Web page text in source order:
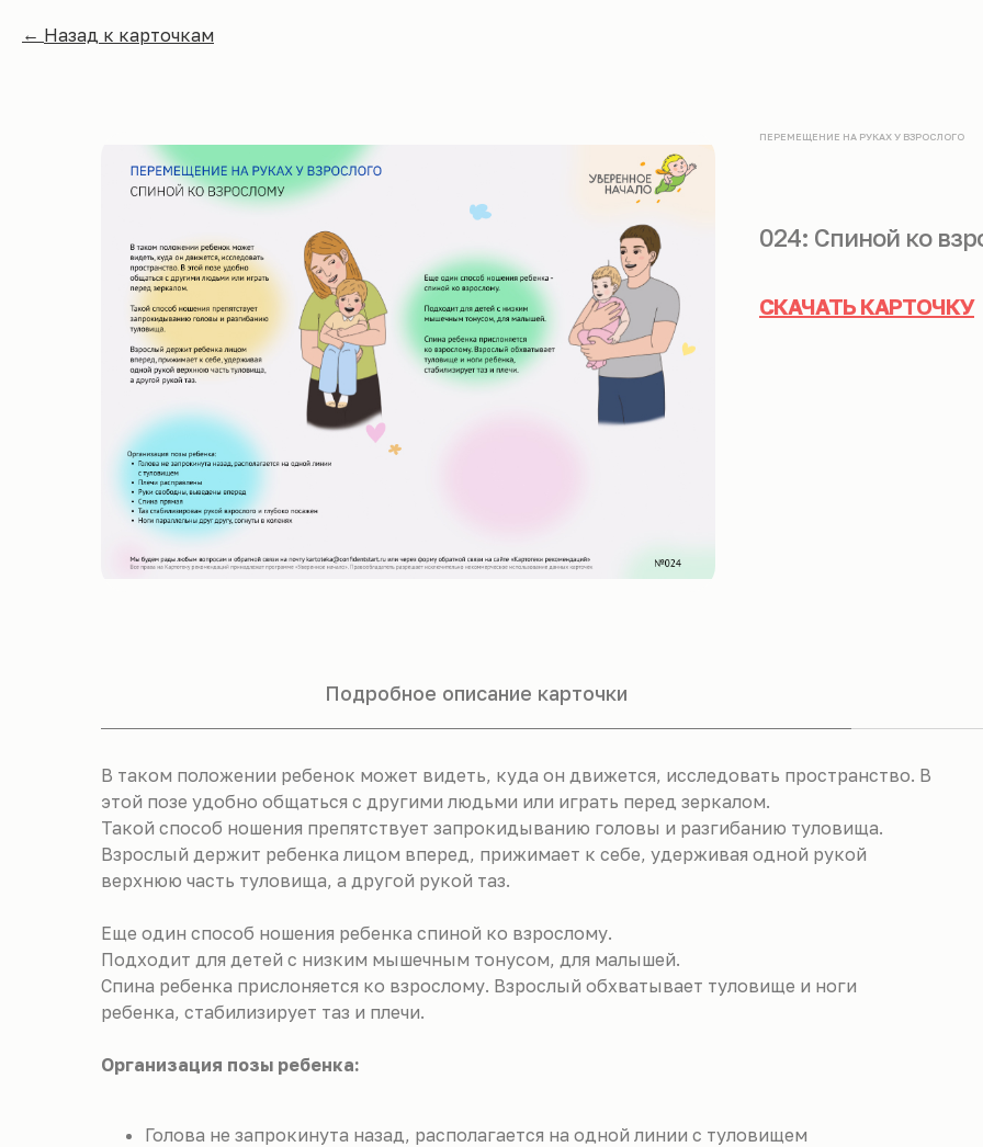
Назад к карточкам
ПЕРЕМЕЩЕНИЕ НА РУКАХ У ВЗРОСЛОГО
024: Спиной ко
СКАЧАТЬ КАРТОЧКУ
Подробное описание карточки
В таком положении ребенок может видеть, куда он движется, исследовать пространство. В
этой позе удобно общаться с другими людьми или играть перед зеркалом.
Такой способ ношения препятствует запрокидыванию головы и разгибанию туловища.
Взрослый держит ребенка лицом вперед, прижимает к себе, удерживая одной рукой
верхнюю часть туловища, а другой рукой таз.
Еще один способ ношения ребенка спиной ко взрослому.
Подходит для детей с низким мышечным тонусом, для малышей.
Спина ребенка прислоняется ко взрослому. Взрослый обхватывает туловище и ноги
ребенка, стабилизирует таз и плечи.
Организация позы ребенка:
Голова не запрокинута назад, располагается на одной линии с туловищем